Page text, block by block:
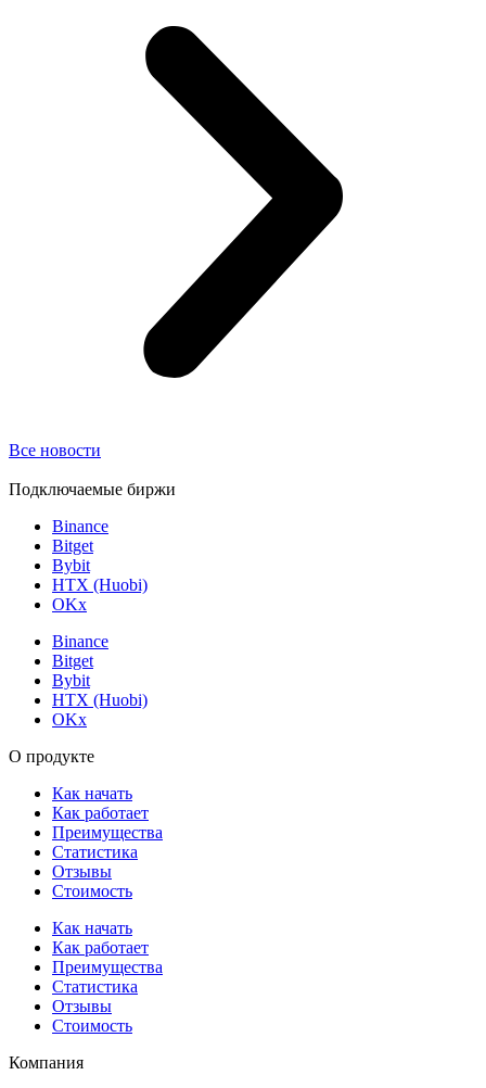
Все новости
Подключаемые биржи
Binance
Bitget
Bybit
HTX (Huobi)
OKx
Binance
Bitget
Bybit
HTX (Huobi)
OKx
О продукте
Как начать
Как работает
Преимущества
Статистика
Отзывы
Стоимость
Как начать
Как работает
Преимущества
Статистика
Отзывы
Стоимость
Компания